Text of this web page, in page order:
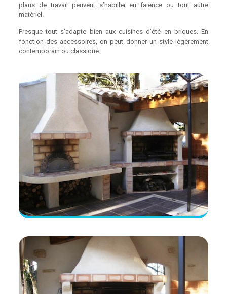
plans de travail peuvent s’habiller en faïence ou tout autre
matériel.
Presque tout s’adapte bien aux cuisines d’été en briques. En
fonction des accessoires, on peut donner un style légèrement
contemporain ou classique.